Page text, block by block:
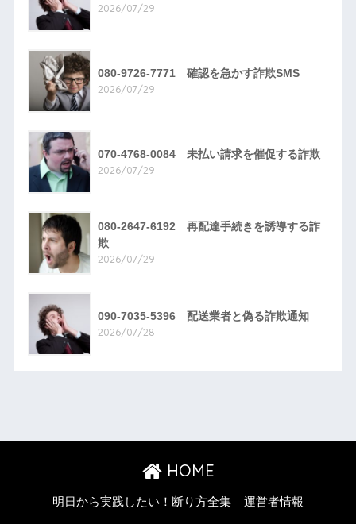
2026/07/29
080-9726-7771 確認を急かす詐欺SMS
2026/07/29
070-4768-0084 未払い請求を催促する詐欺
2026/07/29
080-2647-6192 再配達手続きを誘導する詐
欺
2026/07/29
090-7035-5396 配送業者と偽る詐欺通知
2026/07/28
HOME
明日から実践したい！断り方全集 運営者情報